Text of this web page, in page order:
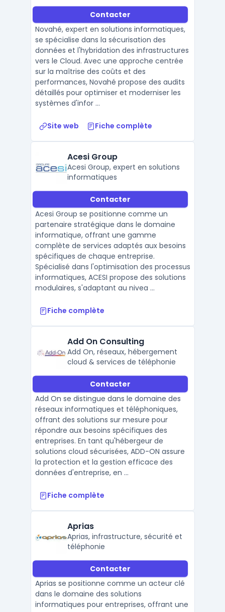
Contacter
Novahé, expert en solutions informatiques,
se spécialise dans la sécurisation des
données et l'hybridation des infrastructures
vers le Cloud. Avec une approche centrée
sur la maîtrise des coûts et des
performances, Novahé propose des audits
détaillés pour optimiser et moderniser les
systèmes d'infor ...
Site web Fiche complète
Acesi Group
Acesi Group, expert en solutions
informatiques
Contacter
Acesi Group se positionne comme un
partenaire stratégique dans le domaine
informatique, offrant une gamme
complète de services adaptés aux besoins
spécifiques de chaque entreprise.
Spécialisé dans l'optimisation des processus
informatiques, ACESI propose des solutions
modulaires, s'adaptant au nivea ...
Fiche complète
Add On Consulting
Add On, réseaux, hébergement
cloud & services de téléphonie
Contacter
Add On se distingue dans le domaine des
réseaux informatiques et téléphoniques,
offrant des solutions sur mesure pour
répondre aux besoins spécifiques des
entreprises. En tant qu'hébergeur de
solutions cloud sécurisées, ADD-ON assure
la protection et la gestion efficace des
données d'entreprise, en ...
Fiche complète
Aprias
Aprias, infrastructure, sécurité et
téléphonie
Contacter
Aprias se positionne comme un acteur clé
dans le domaine des solutions
informatiques pour entreprises, offrant une